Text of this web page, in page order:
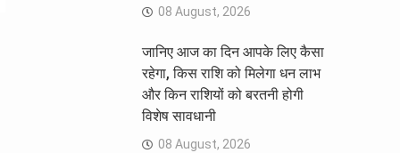
08 August, 2026
जानिए आज का दिन आपके लिए कैसा
रहेगा, किस राशि को मिलेगा धन लाभ
और किन राशियों को बरतनी होगी
विशेष सावधानी
08 August, 2026